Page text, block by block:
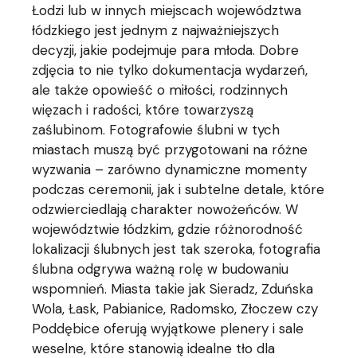
Łodzi lub w innych miejscach województwa
łódzkiego jest jednym z najważniejszych
decyzji, jakie podejmuje para młoda. Dobre
zdjęcia to nie tylko dokumentacja wydarzeń,
ale także opowieść o miłości, rodzinnych
więzach i radości, które towarzyszą
zaślubinom. Fotografowie ślubni w tych
miastach muszą być przygotowani na różne
wyzwania – zarówno dynamiczne momenty
podczas ceremonii, jak i subtelne detale, które
odzwierciedlają charakter nowożeńców. W
województwie łódzkim, gdzie różnorodność
lokalizacji ślubnych jest tak szeroka, fotografia
ślubna odgrywa ważną rolę w budowaniu
wspomnień. Miasta takie jak Sieradz, Zduńska
Wola, Łask, Pabianice, Radomsko, Złoczew czy
Poddębice oferują wyjątkowe plenery i sale
weselne, które stanowią idealne tło dla